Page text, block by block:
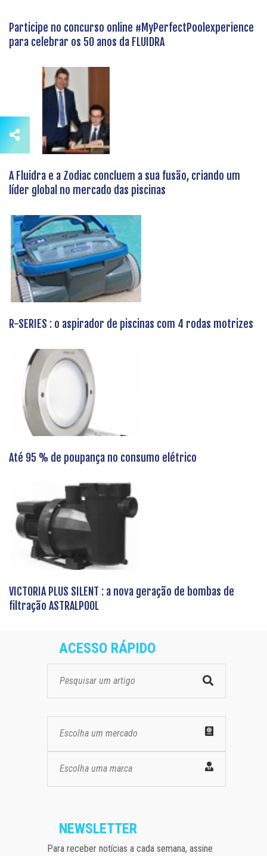
Participe no concurso online #MyPerfectPoolexperience
para celebrar os 50 anos da FLUIDRA
A Fluidra e a Zodiac concluem a sua fusão, criando um
líder global no mercado das piscinas
R-SERIES : o aspirador de piscinas com 4 rodas motrizes
Até 95 % de poupança no consumo elétrico
VICTORIA PLUS SILENT : a nova geração de bombas de
filtração ASTRALPOOL
ACESSO RÁPIDO
Escolha um mercado
Escolha uma marca
NEWSLETTER
Para receber notícias a cada semana, assine